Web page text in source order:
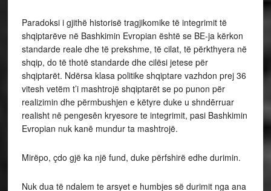
Paradoksi i gjithë historisë tragjikomike të integrimit të
shqiptarëve në Bashkimin Evropian është se BE-ja kërkon
standarde reale dhe të prekshme, të cilat, të përkthyera në
shqip, do të thotë standarde dhe cilësi jetese për
shqiptarët. Ndërsa klasa politike shqiptare vazhdon prej 36
vitesh vetëm t’i mashtrojë shqiptarët se po punon për
realizimin dhe përmbushjen e këtyre duke u shndērruar
realisht nē pengesēn kryesore te integrimit, pasi Bashkimin
Evropian nuk kanē mundur ta mashtrojë.
Mirëpo, çdo gjë ka një fund, duke përfshirë edhe durimin.
Nuk dua të ndalem te arsyet e humbjes së durimit nga ana